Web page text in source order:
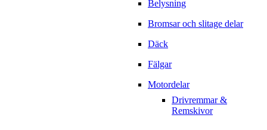
Belysning
Bromsar och slitage delar
Däck
Fälgar
Motordelar
Drivremmar &
Remskivor